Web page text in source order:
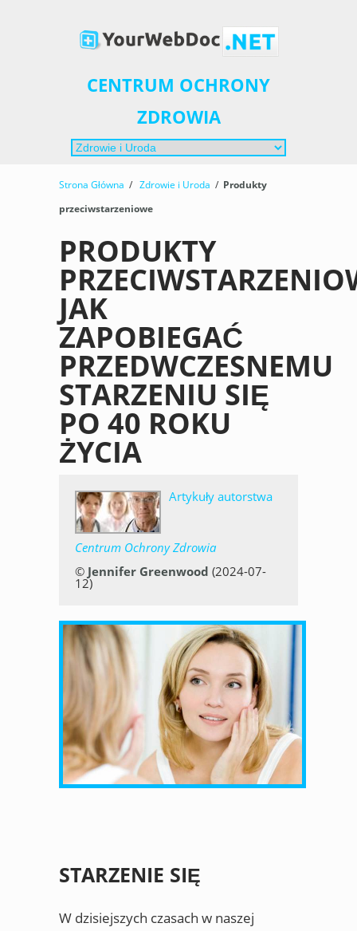
CENTRUM OCHRONY
ZDROWIA
Strona Główna / Zdrowie i Uroda / Produkty
przeciwstarzeniowe
PRODUKTY
JAK
ZAPOBIEGAĆ
PRZEDWCZESNEMU
STARZENIU SIĘ
PO 40 ROKU
ŻYCIA
Artykuły autorstwa
Centrum Ochrony Zdrowia
© Jennifer Greenwood (2024-07-
12)
STARZENIE SIĘ
W dzisiejszych czasach w naszej